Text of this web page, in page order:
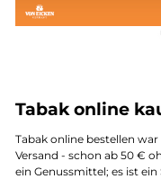
Tabak online
Tabak online bestellen
Versand - schon ab 50 €
ein Genussmittel; es ist